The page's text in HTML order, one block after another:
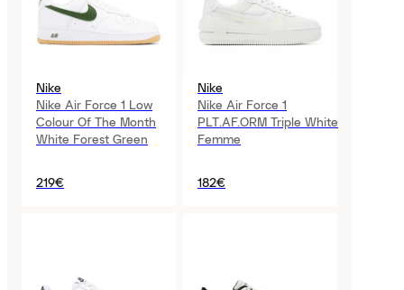
Nike
Nike Air Force 1 Low
Colour Of The Month
White Forest Green
219€
Nike
Nike Air Force 1
PLT.AF.ORM Triple White
Femme
182€